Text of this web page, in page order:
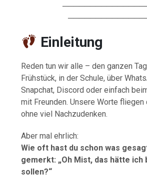
Einleitung
Reden tun wir alle – den ganzen
Frühstück, in der Schule, über
Snapchat, Discord oder einfach
mit Freunden. Unsere Worte
ohne viel Nachzudenken.
Aber mal ehrlich:
Wie oft hast du schon was
gemerkt: „Oh Mist, das hätte ich
sollen?“